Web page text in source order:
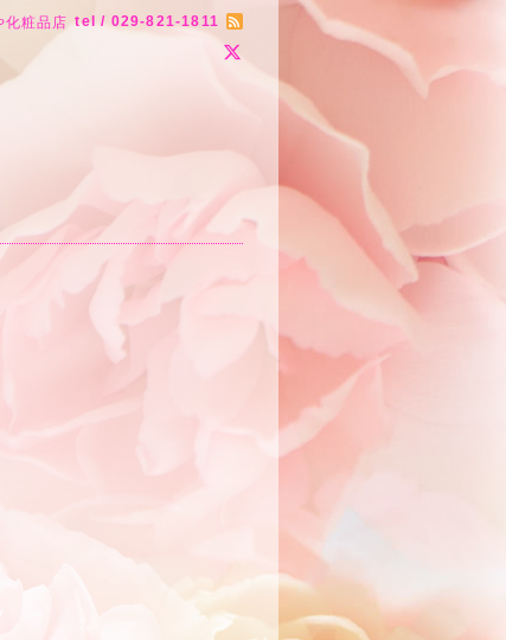
化粧品店 tel / 029-821-1811